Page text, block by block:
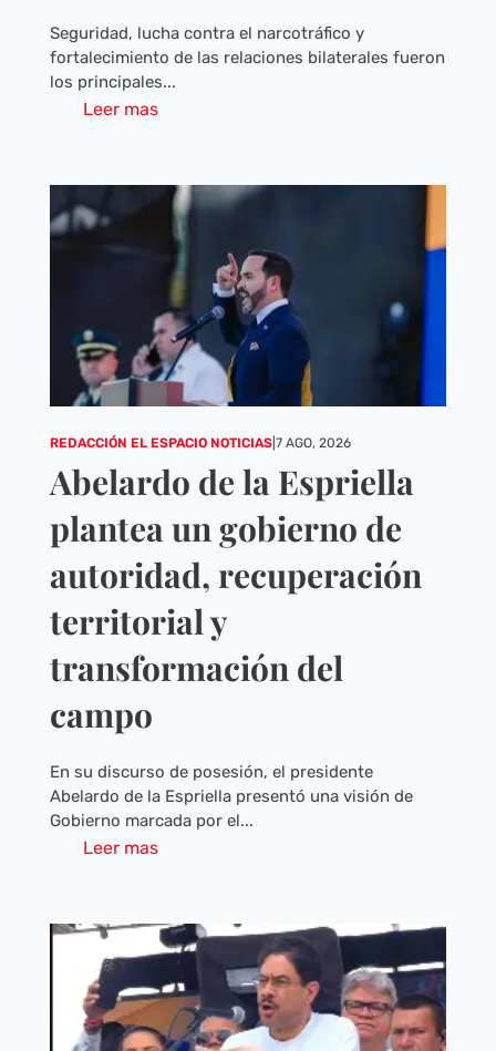
Seguridad, lucha contra el narcotráfico y
fortalecimiento de las relaciones bilaterales fueron
los principales...
Leer mas
REDACCIÓN EL ESPACIO NOTICIAS| 7 AGO, 2026
Abelardo de la Espriella
plantea un gobierno de
autoridad, recuperación
territorial y
transformación del
campo
En su discurso de posesión, el presidente
Abelardo de la Espriella presentó una visión de
Gobierno marcada por el...
Leer mas